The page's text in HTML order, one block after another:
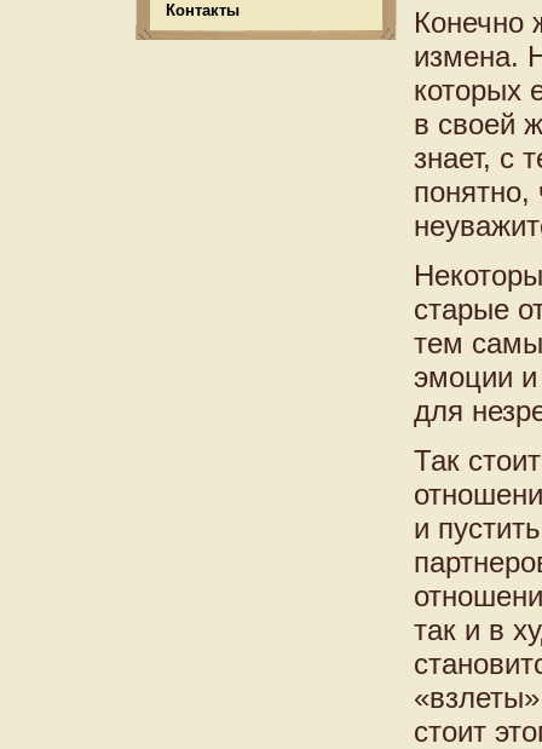
Контакты
Конечно
измена.
которых
в своей
знает, с
старые
тем
эмоции и
для
Так
и
так и в
стоит